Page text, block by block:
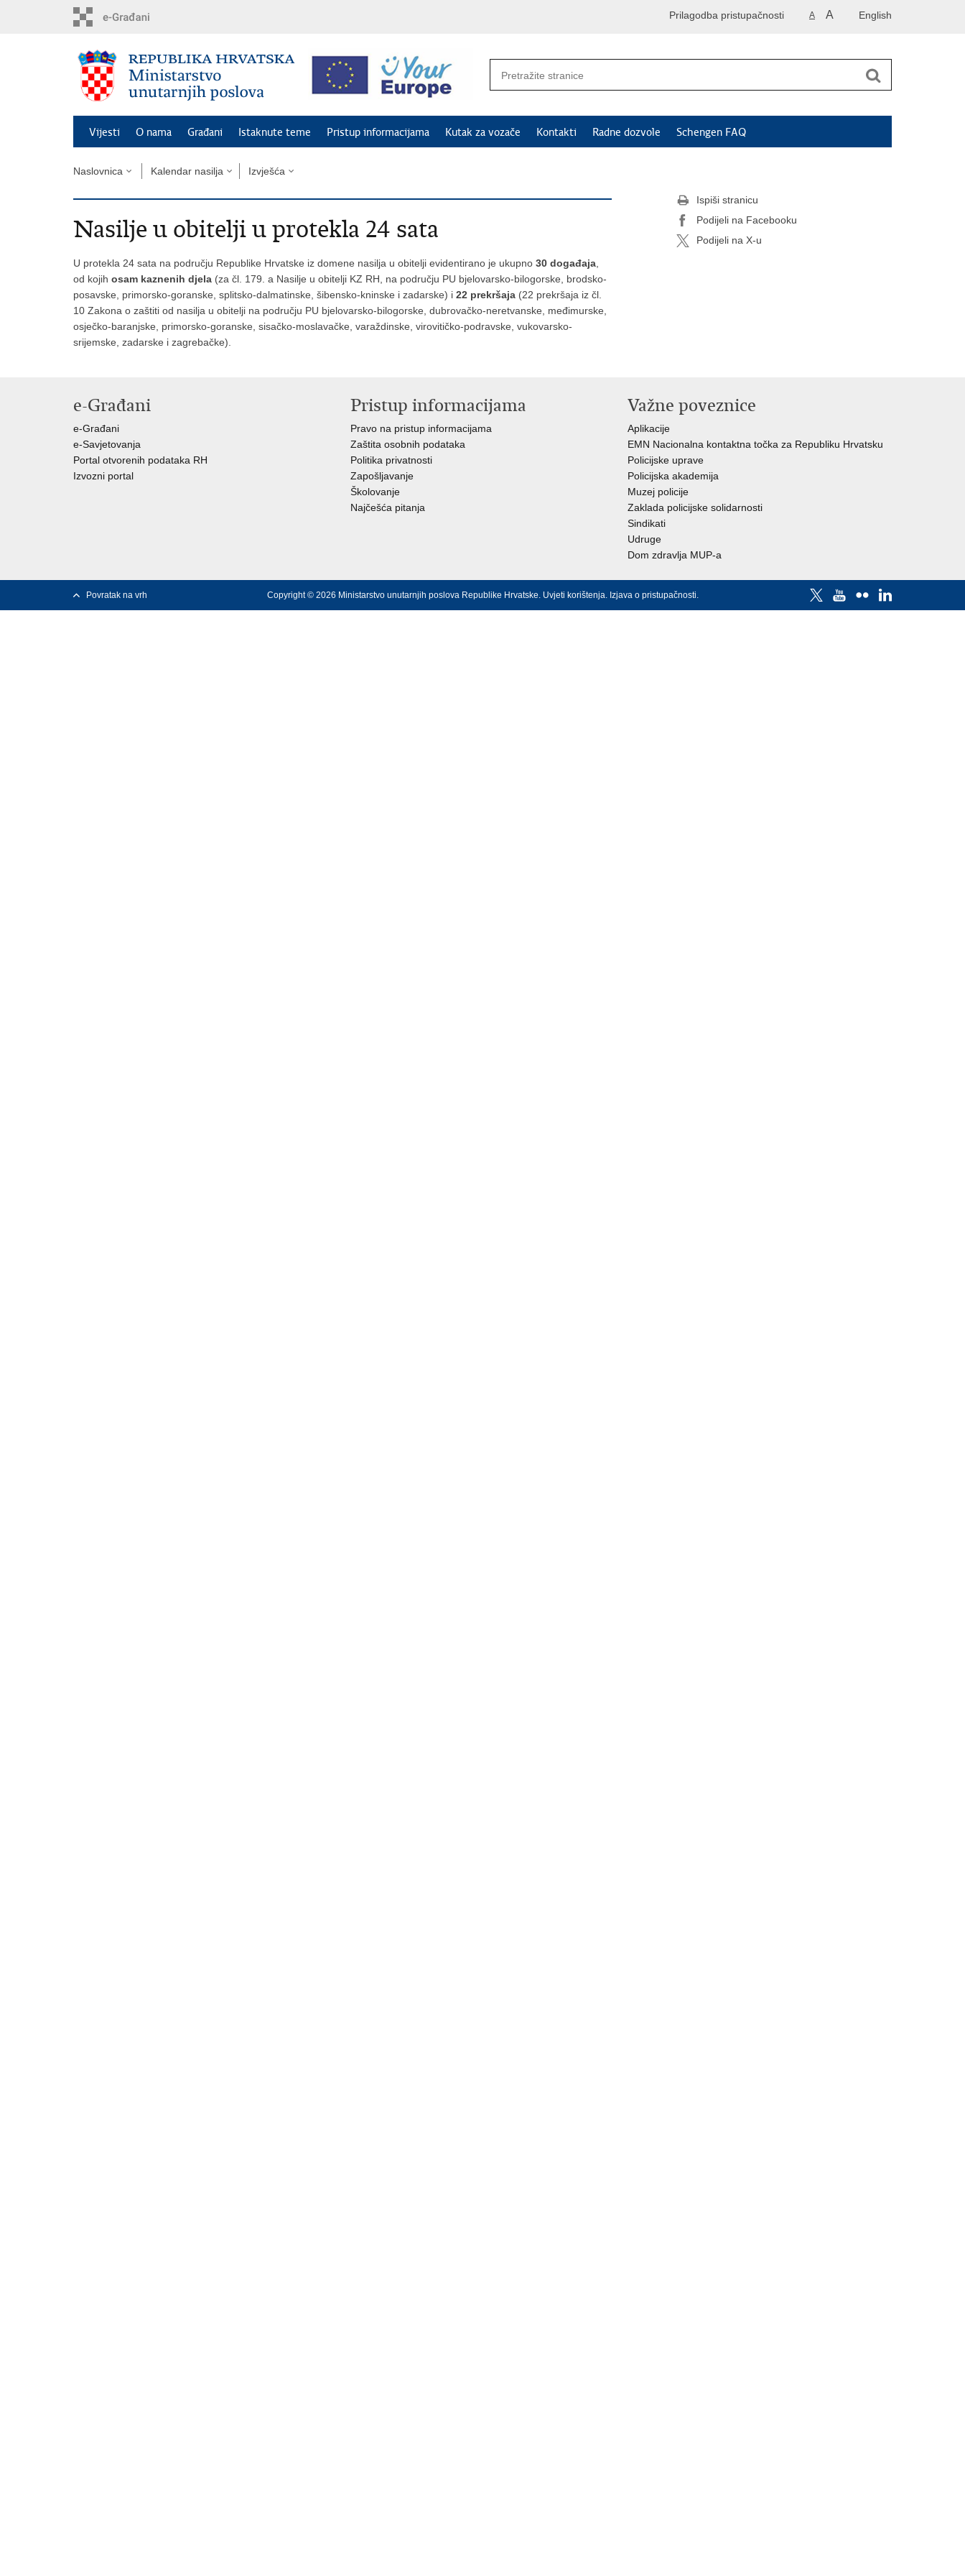
English
A A
Prilagodba pristupačnosti
Vijesti O nama Građani Istaknute teme Pristup informacijama Kutak za vozače Kontakti Radne dozvole Schengen FAQ
Naslovnica Kalendar nasilja Izvješća
Nasilje u obitelji u protekla 24 sata
U protekla 24 sata na području Republike Hrvatske iz domene nasilja u obitelji evidentirano je ukupno 30 događaja
od kojih osam kaznenih djela (za čl. 179. a Nasilje u obitelji KZ RH, na području PU bjelovarsko-bilogorske, brodsko-
posavske, primorsko-goranske, splitsko-dalmatinske, šibensko-kninske i zadarske) i 22 prekršaja (22 prekršaja iz čl.
10 Zakona o zaštiti od nasilja u obitelji na području PU bjelovarsko-bilogorske, dubrovačko-neretvanske, međimurske,
osječko-baranjske, primorsko-goranske, sisačko-moslavačke, varaždinske, virovitičko-podravske, vukovarsko-
srijemske, zadarske i zagrebačke).
Ispiši stranicu
Podijeli na Facebooku
Podijeli na X-u
e-Građani
e-Građani
e-Savjetovanja
Portal otvorenih podataka RH
Izvozni portal
Pristup informacijama
Pravo na pristup informacijama
Zaštita osobnih podataka
Politika privatnosti
Zapošljavanje
Školovanje
Najčešća pitanja
Važne poveznice
Aplikacije
EMN Nacionalna kontaktna točka za Republiku Hrvatsku
Policijske uprave
Policijska akademija
Muzej policije
Zaklada policijske solidarnosti
Sindikati
Udruge
Dom zdravlja MUP-a
Povratak na vrh Copyright © 2026 Ministarstvo unutarnjih poslova Republike Hrvatske. Uvjeti korištenja. Izjava o pristupačnosti.